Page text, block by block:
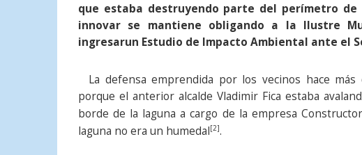
que estaba destruyendo parte del perímetro
innovar se mantiene obligando a la Ilustre
ingresarun Estudio de Impacto Ambiental ante el
La defensa emprendida por los vecinos hace
porque el anterior alcalde Vladimir Fica estaba
borde de la laguna a cargo de la empresa
laguna no era un humedal[2].